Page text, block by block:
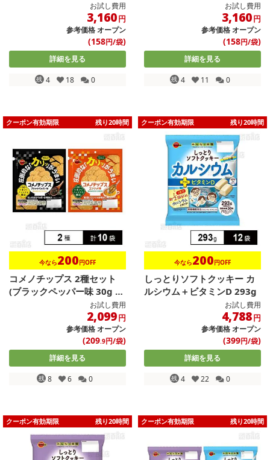
お試し費用
3,160円
参考価格オープン
(158円/袋)
詳細を見る
残 4 18 0
お試し費用
3,160円
参考価格オープン
(158円/袋)
詳細を見る
残 4 11 0
クーポン有効期限 残り20時間
今なら200円OFF
コメノチップス 2種セット
(ブラックペッパー味 30g /
お試し費用
2,099円
参考価格オープン
(209.9円/袋)
詳細を見る
残 8 6 0
クーポン有効期限 残り20時間
今なら200円OFF
しっとりソフトクッキー カ
ルシウム＋ビタミンD 293g
お試し費用
4,788円
参考価格オープン
(399円/袋)
詳細を見る
残 4 22 0
クーポン有効期限 残り20時間 クーポン有効期限 残り20時間